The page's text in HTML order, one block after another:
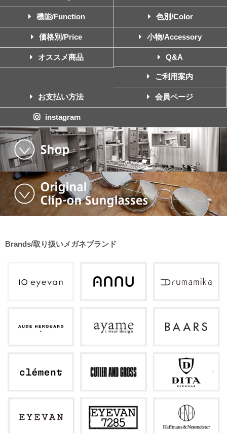
機能/Function 色別/Color
価格別/Price 小物/Accessory
オススメ商品 Q&A
ご利用案内
お支払い方法 会員ページ
instagram
Brands/取り扱いメガネブランド